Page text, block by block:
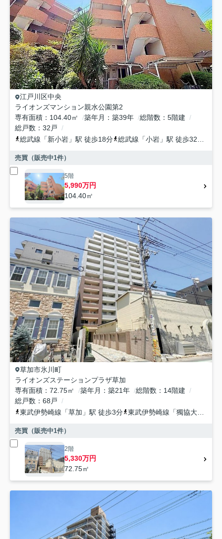
江戸川区中央
ライオンズマンション親水公園第2
専有面積
104.40㎡ 築年月 築39年 総階数
5階建
総戸数
32戸
総武線 「新小岩 」駅 徒歩18分 総武線 「小岩 」駅 徒歩32分
売買（販売中1件）
5階
5,990万円
104.40㎡
草加市氷川町
ライオンズステーションプラザ草加
専有面積
72.75㎡ 築年月 築21年 総階数
14階建
総戸数
68戸
東武伊勢崎線 「草加 」駅 徒歩3分 東武伊勢崎線 「獨協大学前
売買（販売中1件）
2階
5,330万円
72.75㎡